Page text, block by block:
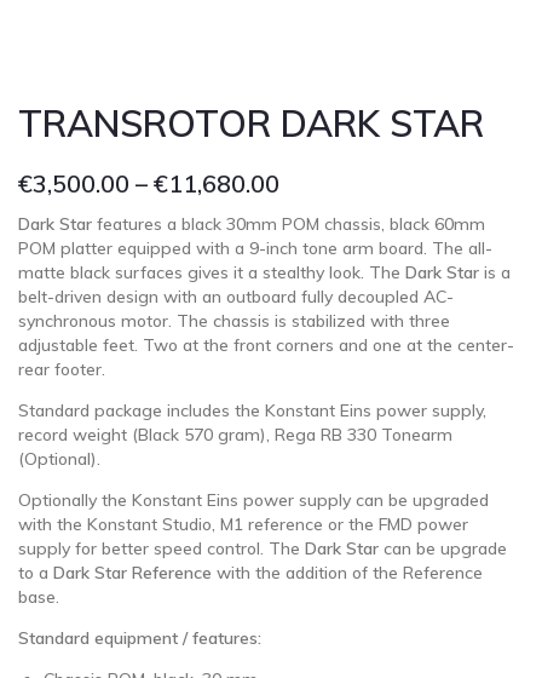
TRANSROTOR DARK STAR
€3,500.00 – €11,680.00
Dark Star features a black 30mm POM chassis, black 60mm
POM platter equipped with a 9-inch tone arm board. The all-
matte black surfaces gives it a stealthy look. The Dark Star is a
belt-driven design with an outboard fully decoupled AC-
synchronous motor. The chassis is stabilized with three
adjustable feet. Two at the front corners and one at the center-
rear footer.
Standard package includes the Konstant Eins power supply,
record weight (Black 570 gram), Rega RB 330 Tonearm
(Optional).
Optionally the Konstant Eins power supply can be upgraded
with the Konstant Studio, M1 reference or the FMD power
supply for better speed control. The Dark Star can be upgrade
to a Dark Star Reference with the addition of the Reference
base.
Standard equipment / features: